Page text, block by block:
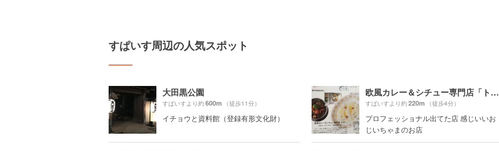
すぱいす周辺の人気スポット
大田黒公園
すぱいすより約600m （徒歩11分）
イチョウと資料館（登録有形文化財）
欧風カレー＆シチュー専門店「トマト」
すぱいすより約220m （徒歩4分）
プロフェッショナル出てた店 感じいいお
じいちゃまのお店